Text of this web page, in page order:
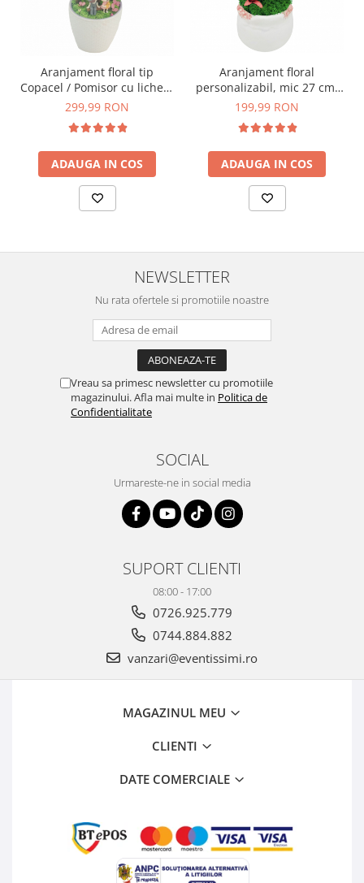
Aranjament floral tip
Copacel / Pomisor cu licheni
naturali stabilizati si plante
uscate, Eventissimi,
Roz/Mov , 36 cm, vaza
ceramica, personalizabil
299,99 RON
ADAUGA IN COS
Aranjament floral
personalizabil, mic 27 cm,
tip copacel / pomisor cu
plante naturale criogenate
si uscate in vas ceramic
(Multicolor)
199,99 RON
ADAUGA IN COS
NEWSLETTER
Nu rata ofertele si promotiile noastre
Vreau sa primesc newsletter cu promotiile
magazinului. Afla mai multe in Politica de
Confidentialitate
SOCIAL
Urmareste-ne in social media
SUPORT CLIENTI
08:00 - 17:00
0726.925.779
0744.884.882
vanzari@eventissimi.ro
MAGAZINUL MEU
CLIENTI
DATE COMERCIALE